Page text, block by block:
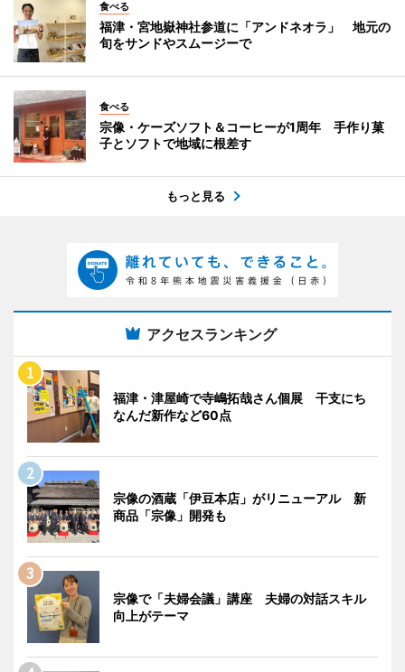
食べる
福津・宮地嶽神社参道に「アンドネオラ」 地元の
旬をサンドやスムージーで
食べる
宗像・ケーズソフト＆コーヒーが1周年 手作り菓
子とソフトで地域に根差す
もっと見る
アクセスランキング
福津・津屋崎で寺嶋拓哉さん個展 干支にち
なんだ新作など60点
宗像の酒蔵「伊豆本店」がリニューアル 新
商品「宗像」開発も
宗像で「夫婦会議」講座 夫婦の対話スキル
向上がテーマ